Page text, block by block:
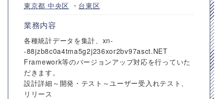
東京都 中央区 ・ 台東区
業務内容
各種統計データを集計、xn-
-88jzb8c0a4tma5g2j236xor2bv97asct.NET
Framework等のバージョンアップ対応を行っていた
だきます。
設計詳細～開発・テスト～ユーザー受入れテスト、
リリース